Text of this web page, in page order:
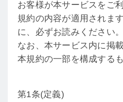
お客様が本サービスをご
規約の内容が適用されま
に、必ずお読みください。
なお、本サービス内に掲
本規約の一部を構成する
第1条(定義)